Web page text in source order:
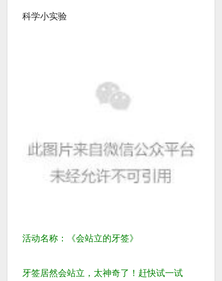
科学小实验
活动名称： 《会站立的牙签》
牙签居然会站立，太神奇了！赶快试一试